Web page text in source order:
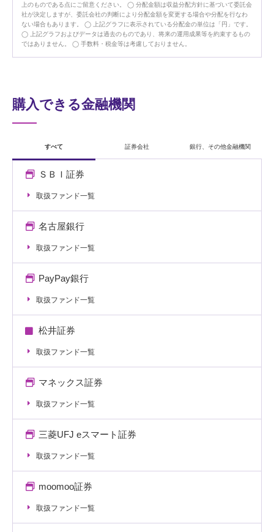
上のものである点にご留意ください。
分配金額は収益分配方針に基づいて委託会
社が決定しますが、委託会社の判断により分配金額を変更する場合や分配を行なわ
ない場合もあります。
上記グラフに表示されている分配金の単位は「円」です。
上記グラフおよびデータは過去のものであり、将来の運用成果等を約束するもの
ではありません。
手数料・税金等は考慮しておりません。
購入できる金融機関
すべて 証券会社 銀行、その他金融機関
ＳＢＩ証券
取扱ファンド一覧
名古屋銀行
取扱ファンド一覧
PayPay銀行
取扱ファンド一覧
松井証券
取扱ファンド一覧
マネックス証券
取扱ファンド一覧
三菱UFJ eスマート証券
取扱ファンド一覧
moomoo証券
取扱ファンド一覧